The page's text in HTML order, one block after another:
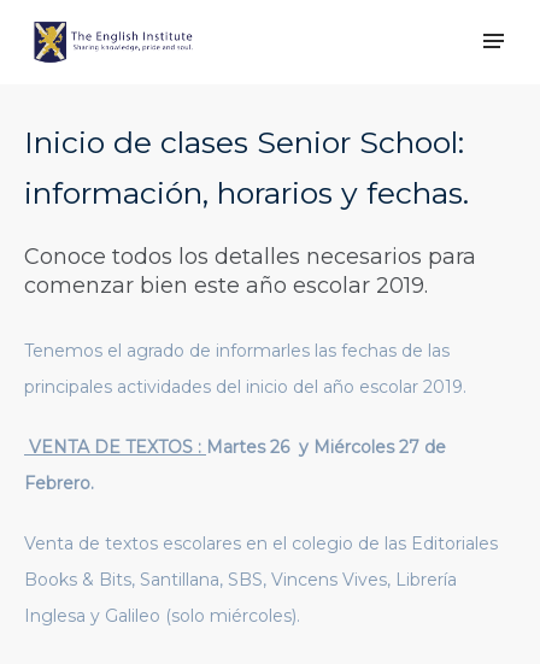
Inicio de clases Senior School:
información, horarios y fechas.
Conoce todos los detalles necesarios para
comenzar bien este año escolar 2019.
Tenemos el agrado de informarles las fechas de las
principales actividades del inicio del año escolar 2019.
VENTA DE TEXTOS : Martes 26 y Miércoles 27 de
Febrero.
Venta de textos escolares en el colegio de las Editoriales
Books & Bits, Santillana, SBS, Vincens Vives, Librería
Inglesa y Galileo (solo miércoles).